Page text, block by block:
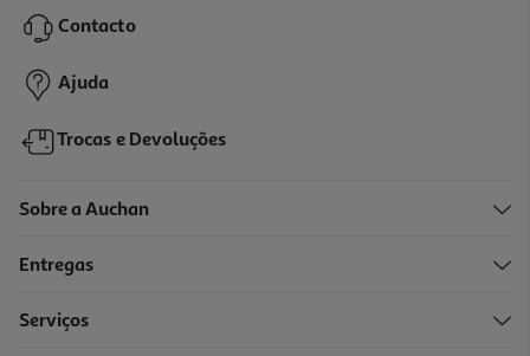
3,19 €
Contacto
Ajuda
Trocas e Devoluções
Sobre a Auchan
Entregas
Serviços